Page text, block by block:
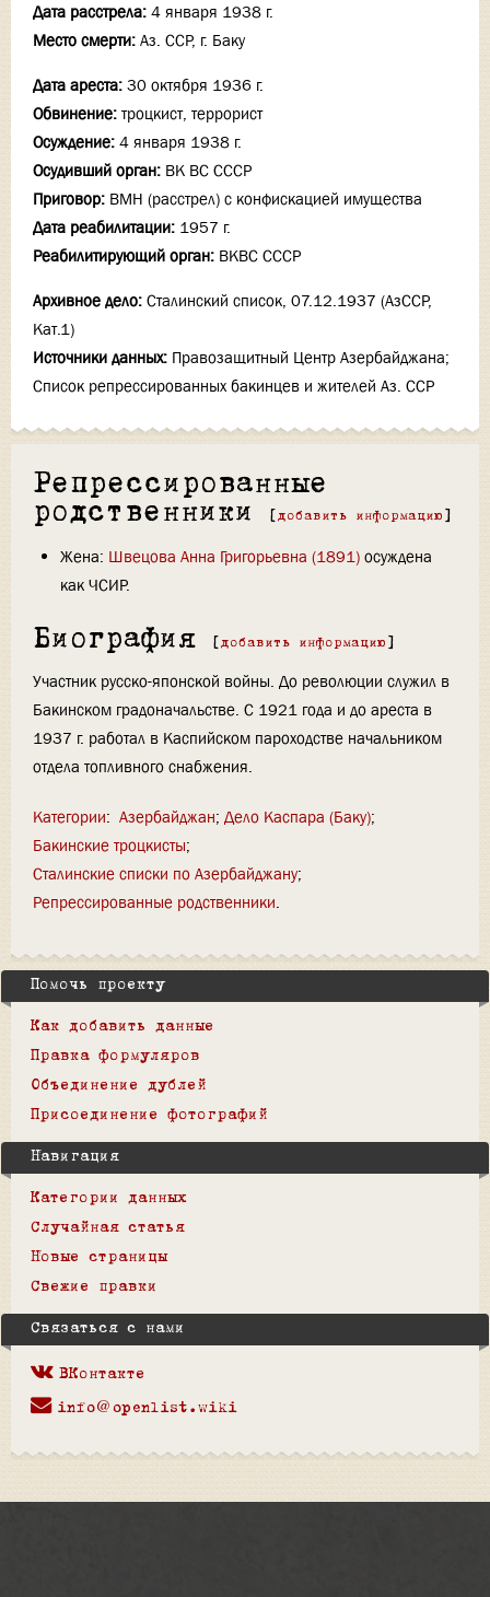
Дата расстрела: 4 января 1938 г.
Место смерти: Аз. ССР, г. Баку
Дата ареста: 30 октября 1936 г.
Обвинение: троцкист, террорист
Осуждение: 4 января 1938 г.
Осудивший орган: ВК ВС СССР
Приговор: ВМН (расстрел) с конфискацией имущества
Дата реабилитации: 1957 г.
Реабилитирующий орган: ВКВС СССР
Архивное дело: Сталинский список, 07.12.1937 (АзССР,
Кат.1)
Источники данных: Правозащитный Центр Азербайджана;
Список репрессированных бакинцев и жителей Аз. ССР
Репрессированные
родственники
[ добавить информацию ]
Жена: Швецова Анна Григорьевна (1891)осуждена
как ЧСИР.
Биография [ добавить информацию ]
Участник русско-японской войны. До революции служил в
Бакинском градоначальстве. С 1921 года и до ареста в
1937 г. работал в Каспийском пароходстве начальником
отдела топливного снабжения.
Категории: Азербайджан Дело Каспара (Баку)
Бакинские троцкисты
Сталинские списки по Азербайджану
Репрессированные родственники
Помочь проекту
Как добавить данные
Правка формуляров
Объединение дублей
Присоединение фотографий
Навигация
Категории данных
Случайная статья
Новые страницы
Свежие правки
Связаться с нами
ВКонтакте
info@openlist.wiki